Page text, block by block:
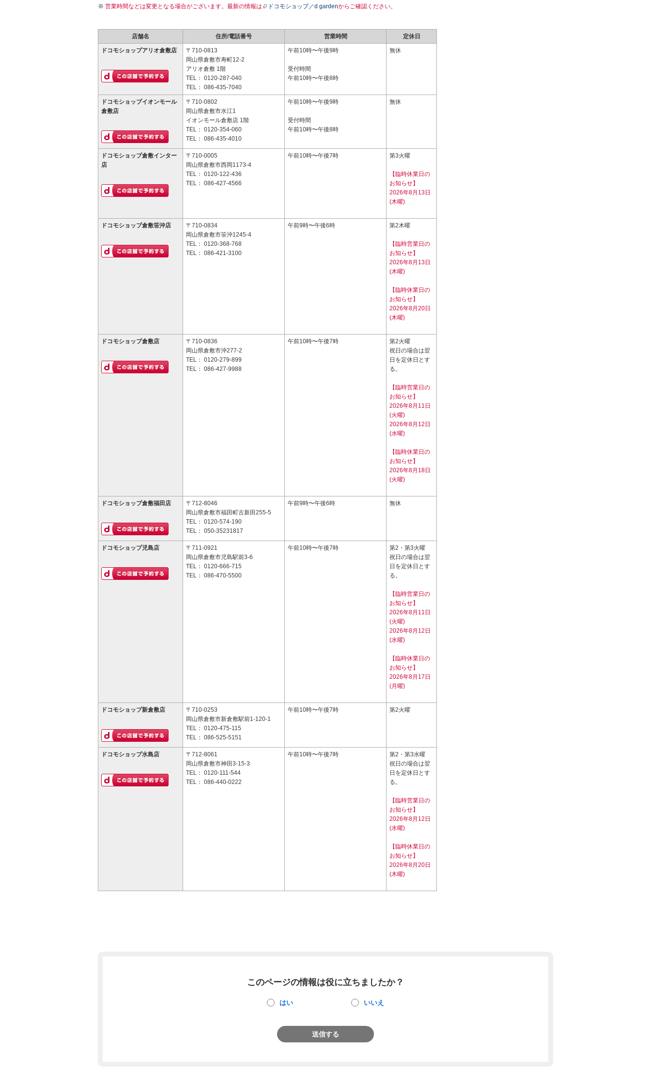
営業時間などは変更となる場合がございます。最新の情報は ドコモショップ／d gardenからご確認ください。
店舗名 住所/電話番号 営業時間 定休日
ドコモショップアリオ倉敷店
〒710-0813
岡山県倉敷市寿町12-2
アリオ倉敷 1階
TEL： 0120-287-040
TEL： 086-435-7040
午前10時〜午後9時
受付時間
午前10時〜午後8時
無休
ドコモショップイオンモール
倉敷店
〒710-0802
岡山県倉敷市水江1
イオンモール倉敷店 1階
TEL： 0120-354-060
TEL： 086-435-4010
午前10時〜午後9時
受付時間
午前10時〜午後8時
無休
ドコモショップ倉敷インター
店
〒710-0005
岡山県倉敷市西岡1173-4
TEL： 0120-122-436
TEL： 086-427-4566
午前10時〜午後7時 第3火曜
【臨時休業日の
お知らせ】
2026年8月13日
(木曜)
ドコモショップ倉敷笹沖店
〒710-0834
岡山県倉敷市笹沖1245-4
TEL： 0120-368-768
TEL： 086-421-3100
午前9時〜午後6時 第2木曜
【臨時営業日の
お知らせ】
2026年8月13日
(木曜)
【臨時休業日の
お知らせ】
2026年8月20日
(木曜)
ドコモショップ倉敷店
〒710-0836
岡山県倉敷市沖277-2
TEL： 0120-279-899
TEL： 086-427-9988
午前10時〜午後7時
第2火曜
祝日の場合は翌
日を定休日とす
る。
【臨時営業日の
お知らせ】
2026年8月11日
(火曜)
2026年8月12日
(水曜)
【臨時休業日の
お知らせ】
2026年8月18日
(火曜)
ドコモショップ倉敷福田店
〒712-8046
岡山県倉敷市福田町古新田255-5
TEL： 0120-574-190
TEL： 050-35231817
午前9時〜午後6時 無休
ドコモショップ児島店
〒711-0921
岡山県倉敷市児島駅前3-6
TEL： 0120-666-715
TEL： 086-470-5500
午前10時〜午後7時
第2・第3火曜
祝日の場合は翌
日を定休日とす
る。
【臨時営業日の
お知らせ】
2026年8月11日
(火曜)
2026年8月12日
(水曜)
【臨時休業日の
お知らせ】
2026年8月17日
(月曜)
ドコモショップ新倉敷店
〒710-0253
岡山県倉敷市新倉敷駅前1-120-1
TEL： 0120-475-115
TEL： 086-525-5151
午前10時〜午後7時 第2火曜
ドコモショップ水島店
〒712-8061
岡山県倉敷市神田3-15-3
TEL： 0120-111-544
TEL： 086-440-0222
午前10時〜午後7時
第2・第3水曜
祝日の場合は翌
日を定休日とす
る。
【臨時営業日の
お知らせ】
2026年8月12日
(水曜)
【臨時休業日の
お知らせ】
2026年8月20日
(木曜)
このページの情報は役に立ちましたか？
はい いいえ
送信する